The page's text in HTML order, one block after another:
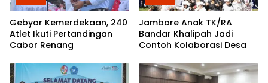
Gebyar Kemerdekaan, 240
Atlet Ikuti Pertandingan
Cabor Renang
Jambore Anak TK/RA
Bandar Khalipah Jadi
Contoh Kolaborasi Desa